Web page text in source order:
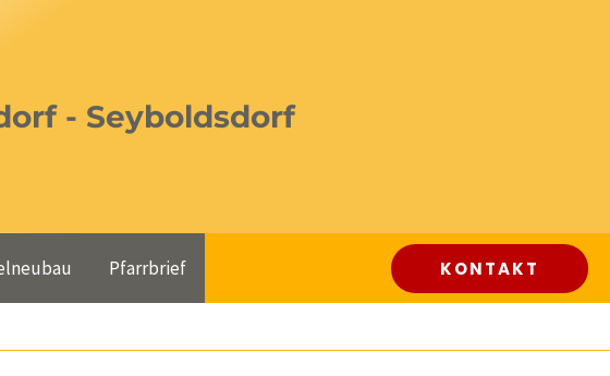
- Seyboldsdorf
Pfarrbrief KONTAKT